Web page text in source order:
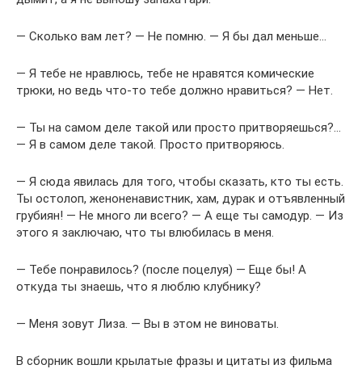
— Сколько вам лет? — Не помню. — Я бы дал меньше…
— Я тебе не нравлюсь, тебе не нравятся комические
трюки, но ведь что-то тебе должно нравиться? — Нет.
— Ты на самом деле такой или просто притворяешься?…
— Я в самом деле такой. Просто притворяюсь.
— Я сюда явилась для того, чтобы сказать, кто ты есть.
Ты остолоп, женоненавистник, хам, дурак и отъявленный
грубиян! — Не много ли всего? — А еще ты самодур. — Из
этого я заключаю, что ты влюбилась в меня.
— Тебе понравилось? (после поцелуя) — Еще бы! А
откуда ты знаешь, что я люблю клубнику?
— Меня зовут Лиза. — Вы в этом не виноваты.
В сборник вошли крылатые фразы и цитаты из фильма